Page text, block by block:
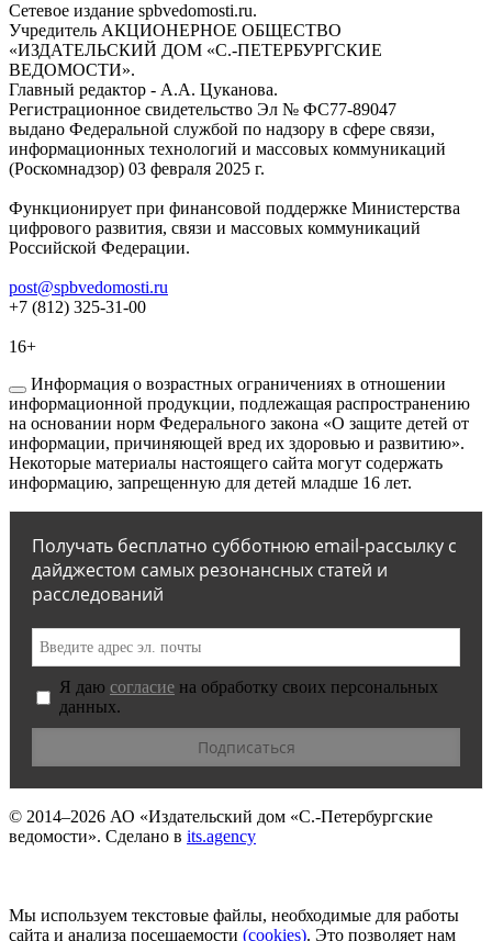
Сетевое издание spbvedomosti.ru.
Учредитель АКЦИОНЕРНОЕ ОБЩЕСТВО
«ИЗДАТЕЛЬСКИЙ ДОМ «С.-ПЕТЕРБУРГСКИЕ
ВЕДОМОСТИ».
Главный редактор - А.А. Цуканова.
Регистрационное свидетельство Эл № ФС77-89047
выдано Федеральной службой по надзору в сфере связи,
информационных технологий и массовых коммуникаций
(Роскомнадзор) 03 февраля 2025 г.
Функционирует при финансовой поддержке Министерства
цифрового развития, связи и массовых коммуникаций
Российской Федерации.
post@spbvedomosti.ru
+7 (812) 325-31-00
16+
Информация о возрастных ограничениях в отношении
информационной продукции, подлежащая распространению
на основании норм Федерального закона «О защите детей от
информации, причиняющей вред их здоровью и развитию».
Некоторые материалы настоящего сайта могут содержать
информацию, запрещенную для детей младше 16 лет.
Получать бесплатно субботнюю email-рассылку с
дайджестом самых резонансных статей и
расследований
Я даю согласие на обработку своих персональных
данных.
© 2014–2026 АО «Издательский дом «С.-Петербургские
ведомости». Сделано в its.agency
Мы используем текстовые файлы, необходимые для работы
сайта и анализа посещаемости (сookies). Это позволяет нам